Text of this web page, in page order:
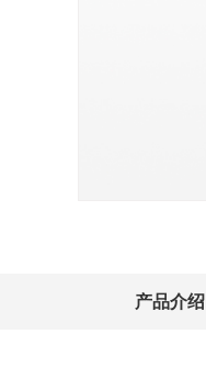
产品介绍